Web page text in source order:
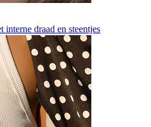
interne draad en steentjes